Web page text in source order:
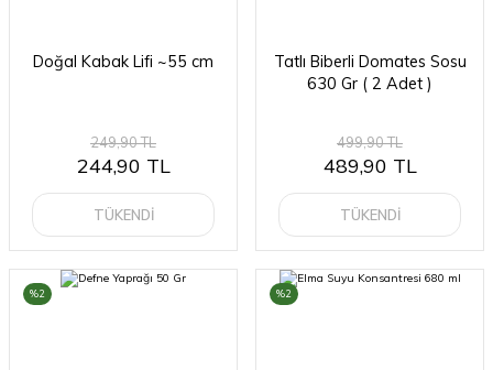
Doğal Kabak Lifi ~55 cm
249,90 TL
244,90 TL
TÜKENDİ
Tatlı Biberli Domates Sosu
630 Gr ( 2 Adet )
499,90 TL
489,90 TL
TÜKENDİ
%2 %2